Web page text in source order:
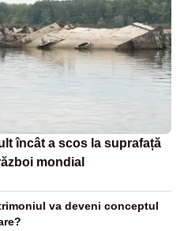
încât a scos la suprafață
mondial
va deveni conceptul